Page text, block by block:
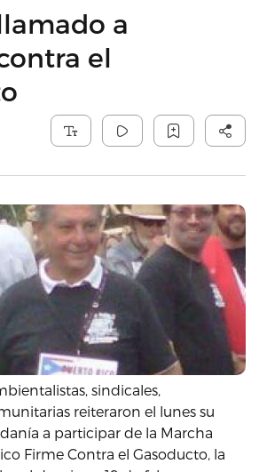
a
el
sindicales,
reiteraron el lunes su
a participar de la Marcha
Firme Contra el Gasoducto, la